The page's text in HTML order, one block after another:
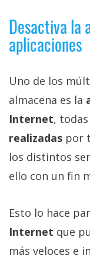
reservados.
Desactiva la
aplicaciones
Uno de los
almacena es la
Internet,
realizadas por
los distintos
ello con un fin
Esto lo hace
Internet que
más veloces e